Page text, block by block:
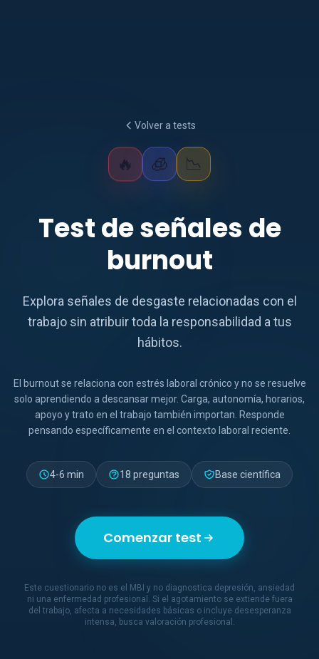
Volver a tests
🔥 🧊 📉
Test de señales de
burnout
Explora señales de desgaste relacionadas con el
trabajo sin atribuir toda la responsabilidad a tus
hábitos.
El burnout se relaciona con estrés laboral crónico y no se resuelve
solo aprendiendo a descansar mejor. Carga, autonomía, horarios,
apoyo y trato en el trabajo también importan. Responde
pensando específicamente en el contexto laboral reciente.
4-6 min 18 preguntas Base científica
Comenzar test
Este cuestionario no es el MBI y no diagnostica depresión, ansiedad
ni una enfermedad profesional. Si el agotamiento se extiende fuera
del trabajo, afecta a necesidades básicas o incluye desesperanza
intensa, busca valoración profesional.